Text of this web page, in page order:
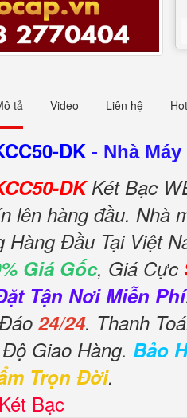
tả Video Liên hệ
DK - Nhà
DKKét Bạc
lên hàng đầu. Nhà
Hàng Đầu Tại Việt
Giá Gốc, Giá Cực
Tận Nơi Miễn Phí
24/24. Thanh
Giao Hàng. Bảo
Trọn Đời.
Bạc